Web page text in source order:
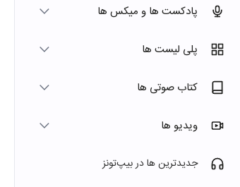
پادکست ها و میکس ها
پلی لیست ها
کتاب صوتی ها
ویدیو ها
جدیدترین ها در بیپ‌تونز